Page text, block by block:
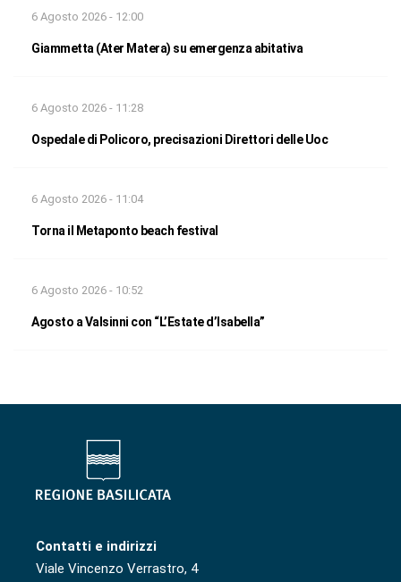
6 Agosto 2026 - 12:00
Giammetta (Ater Matera) su emergenza abitativa
6 Agosto 2026 - 11:28
Ospedale di Policoro, precisazioni Direttori delle Uoc
6 Agosto 2026 - 11:04
Torna il Metaponto beach festival
6 Agosto 2026 - 10:52
Agosto a Valsinni con “L’Estate d’Isabella”
Contatti e indirizzi
Viale Vincenzo Verrastro, 4